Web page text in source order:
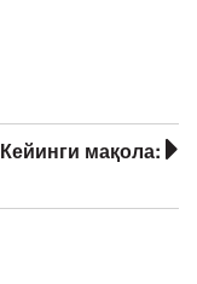
Кейинги мақола: